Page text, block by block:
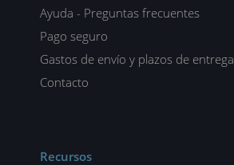
Ayuda - Preguntas frecuentes
Pago seguro
Gastos de envío y plazos de entrega
Contacto
Recursos